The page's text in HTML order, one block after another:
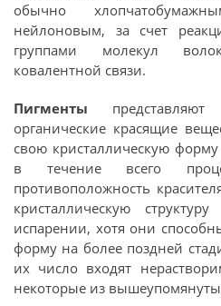
обычно
нейлоновым, за счет
группами молекул
ковалентной связи.
Пигменты
органические красящие
свою кристаллическую
в течение всего
противоположность
кристаллическую
испарении, хотя они
форму на более поздней
их число входят
некоторые из